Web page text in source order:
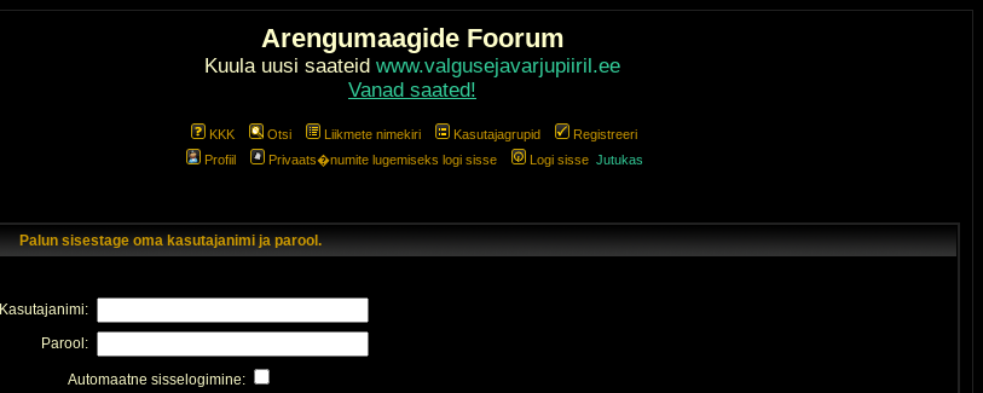
Arengumaagide Foorum
Kuula uusi saateid www.valgusejavarjupiiril.ee
Vanad saated!
KKK Otsi Liikmete nimekiri Kasutajagrupid
Registreeri
Profiil
Privaats�numite lugemiseks logi sisse Logi sisse Jutukas
Palun sisestage oma kasutajanimi ja parool.
Kasutajanimi:
Parool:
Automaatne sisselogimine: